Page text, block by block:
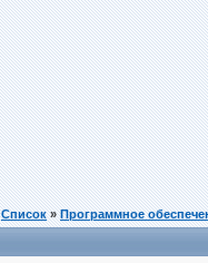
Список»Программное